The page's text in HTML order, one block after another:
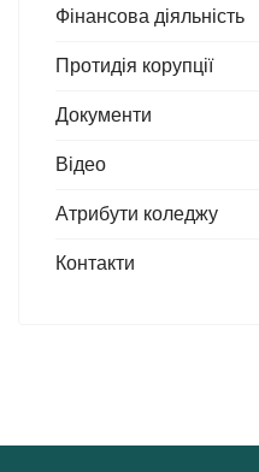
Фінансова діяльність
Протидія корупції
Документи
Відео
Атрибути коледжу
Контакти